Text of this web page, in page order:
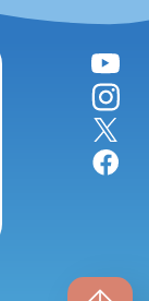
YouTube
instagram
X
facebook